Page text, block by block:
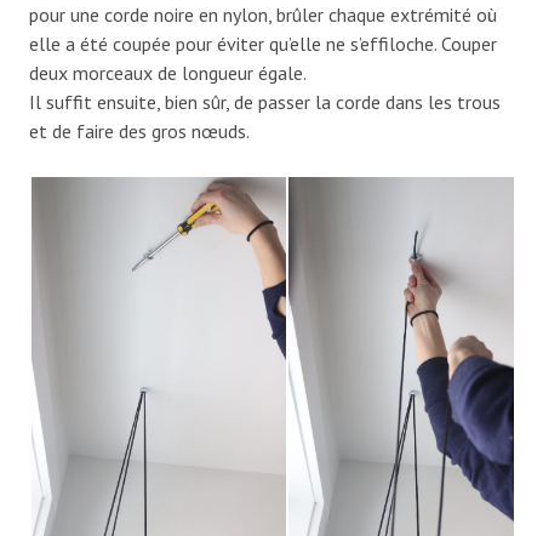
pour une corde noire en nylon, brûler chaque extrémité où
elle a été coupée pour éviter qu’elle ne s’effiloche. Couper
deux morceaux de longueur égale.
Il suffit ensuite, bien sûr, de passer la corde dans les trous
et de faire des gros nœuds.